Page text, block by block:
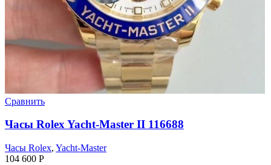
Сравнить
Часы Rolex Yacht-Master II 116688
Часы Rolex, Yacht-Master
104 600 Р